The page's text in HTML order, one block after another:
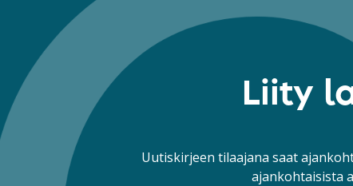
Liity
Uutiskirjeen tilaajana saat
ajankohtaisista